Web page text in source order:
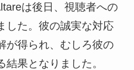
は後日、視聴者への
した。彼の誠実な対応
が得られ、むしろ彼の
果となりました。